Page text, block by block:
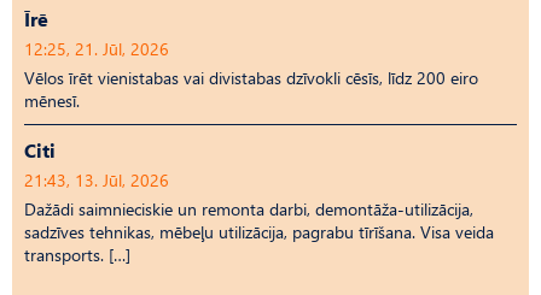
Īrē
12:25, 21. Jūl, 2026
Vēlos īrēt vienistabas vai divistabas dzīvokli cēsīs, līdz 200 eiro
mēnesī.
Citi
21:43, 13. Jūl, 2026
Dažādi saimnieciskie un remonta darbi, demontāža-utilizācija,
sadzīves tehnikas, mēbeļu utilizācija, pagrabu tīrīšana. Visa veida
transports. […]